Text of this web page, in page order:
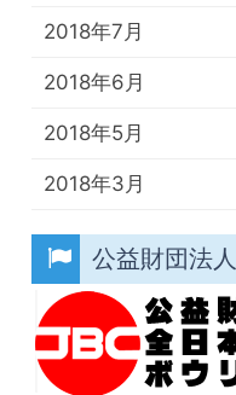
2018年7月
2018年6月
2018年5月
2018年3月
公益財団法